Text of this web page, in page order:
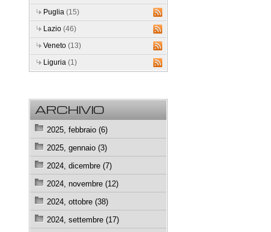
Puglia(15)
Lazio(46)
Veneto(13)
Liguria(1)
ARCHIVIO
2025, febbraio (6)
2025, gennaio (3)
2024, dicembre (7)
2024, novembre (12)
2024, ottobre (38)
2024, settembre (17)